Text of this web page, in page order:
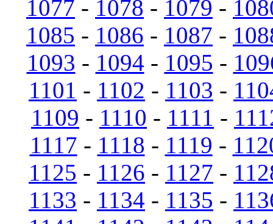
1077 - 1078 - 1079 -
1085 - 1086 - 1087 -
1093 - 1094 - 1095 -
1101 - 1102 - 1103 -
1109 - 1110 - 1111 -
1117 - 1118 - 1119 -
1125 - 1126 - 1127 -
1133 - 1134 - 1135 -